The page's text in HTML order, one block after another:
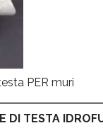
DI TESTA